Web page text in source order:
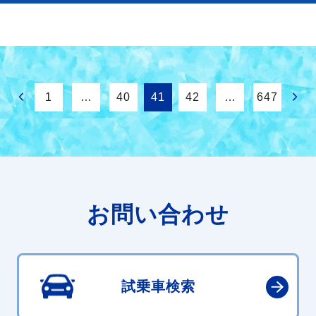
1 … 40 41 42 … 647
お問い合わせ
試乗車検索